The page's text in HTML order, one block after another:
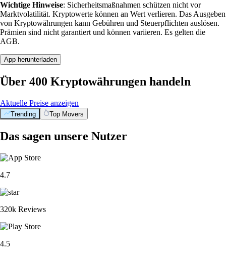
Wichtige Hinweise: Sicherheitsmaßnahmen schützen nicht vor
Marktvolatilität. Kryptowerte können an Wert verlieren. Das Ausgeben
von Kryptowährungen kann Gebühren und Steuerpflichten auslösen.
Prämien sind nicht garantiert und können variieren. Es gelten die
AGB.
App herunterladen
Über 400 Kryptowährungen handeln
Aktuelle Preise anzeigen
Trending Top Movers
Das sagen unsere Nutzer
4.7
320k Reviews
4.5